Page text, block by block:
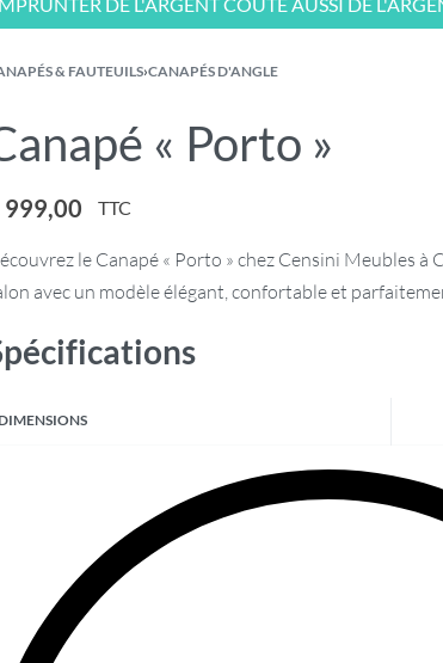
—
& FAUTEUILS›CANAPÉS D'ANGLE
« Porto »
999,00 TTC
le Canapé « Porto » chez Censini Meubles
avec un modèle élégant, confortable et
DIMENSIONS